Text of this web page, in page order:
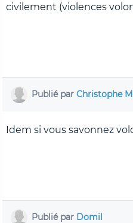
civilement (violences
Publié par Christophe
Idem si vous savonnez
Publié par Domil